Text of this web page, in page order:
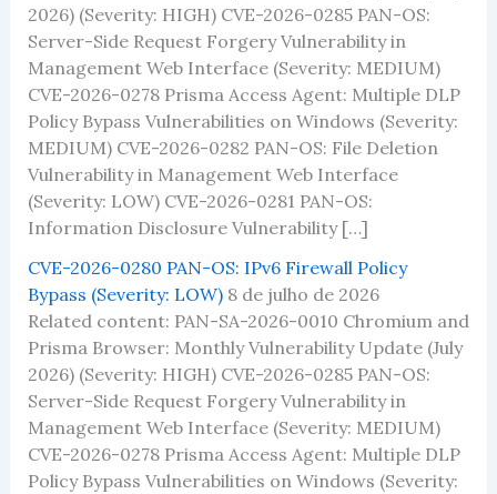
2026) (Severity: HIGH) CVE-2026-0285 PAN-OS:
Server-Side Request Forgery Vulnerability in
Management Web Interface (Severity: MEDIUM)
CVE-2026-0278 Prisma Access Agent: Multiple DLP
Policy Bypass Vulnerabilities on Windows (Severity:
MEDIUM) CVE-2026-0282 PAN-OS: File Deletion
Vulnerability in Management Web Interface
(Severity: LOW) CVE-2026-0281 PAN-OS:
Information Disclosure Vulnerability […]
CVE-2026-0280 PAN-OS: IPv6 Firewall Policy
Bypass (Severity: LOW) 8 de julho de 2026
Related content: PAN-SA-2026-0010 Chromium and
Prisma Browser: Monthly Vulnerability Update (July
2026) (Severity: HIGH) CVE-2026-0285 PAN-OS:
Server-Side Request Forgery Vulnerability in
Management Web Interface (Severity: MEDIUM)
CVE-2026-0278 Prisma Access Agent: Multiple DLP
Policy Bypass Vulnerabilities on Windows (Severity: